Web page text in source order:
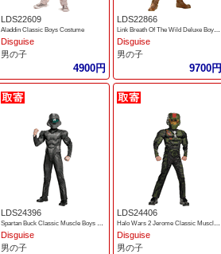
LDS22609
Aladdin Classic Boys Costume
Disguise
男の子
4900円
LDS22866
Link Breath Of The Wild Deluxe Boys Costume
Disguise
男の子
9700円
LDS24396
Spartan Buck Classic Muscle Boys Costume
Disguise
男の子
LDS24406
Halo Wars 2 Jerome Classic Muscle Boys COstume
Disguise
男の子